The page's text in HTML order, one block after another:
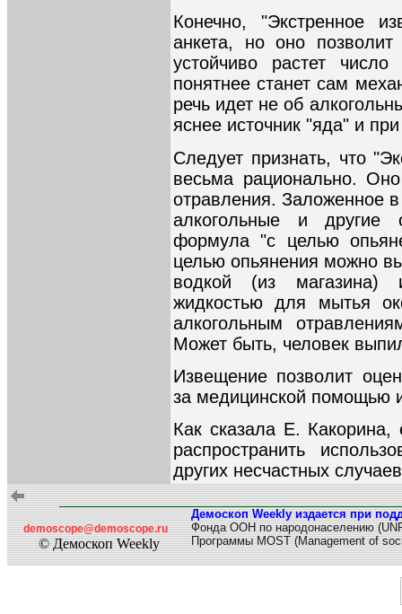
Конечно, "Экстренное
анкета, но оно позволит
устойчиво растет
понятнее станет сам
речь идет не об
яснее источник "яда" и
Следует признать, что
весьма рационально.
отравления. Заложенное в
алкогольные и другие
формула "с целью
целью опьянения можно
водкой (из магазина)
жидкостью для мытья
алкогольным
Может быть, человек
Извещение позволит
за медицинской помощью
Как сказала Е. Какорина,
распространить
других несчастных
demoscope@demoscope.ru
© Демоскоп Weekly
Демоскоп Weekly издается при
Фонда ООН по народонаселению
Программы MOST (Management of